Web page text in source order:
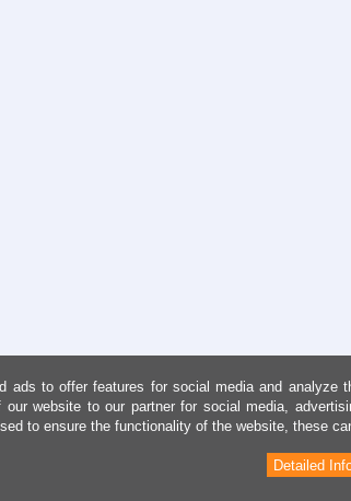
ads to offer features for social media and analyze
website to our partner for social media,
to ensure the functionality of the website, these
Detailed